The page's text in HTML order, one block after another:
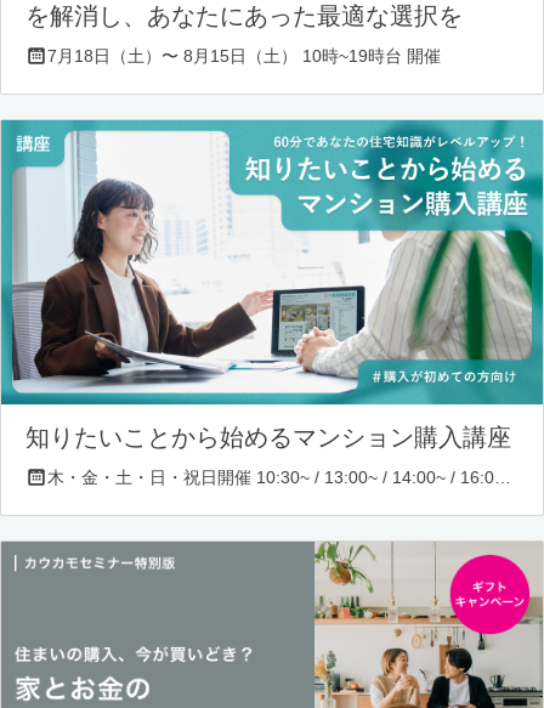
を解消し、あなたにあった最適な選択を
7月18日（土）〜 8月15日（土） 10時~19時台 開催
知りたいことから始めるマンション購入講座